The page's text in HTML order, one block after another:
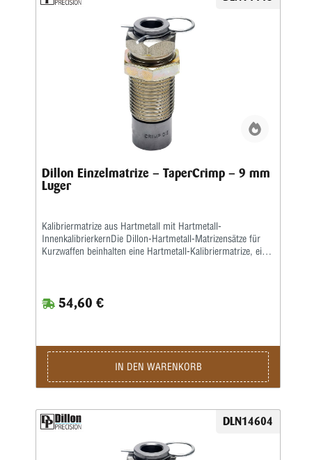
Dillon Einzelmatrize – TaperCrimp – 9 mm
Luger
Kalibriermatrize aus Hartmetall mit Hartmetall-
InnenkalibrierkernDie Dillon-Hartmetall-Matrizensätze für
Kurzwaffen beinhalten eine Hartmetall-Kalibriermatrize, eine
dem Pulverfüllen in einem Arbeitsgang geschieht.Sollten Sie
Dillon-Matrizensätze in einer Einstationen-Presse benutzen,
54,60 €
IN DEN WARENKORB
DLN14604